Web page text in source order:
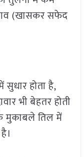
(खासकर सफेद
सुधार होता है,
भी बेहतर होती
मुकाबले तिल में